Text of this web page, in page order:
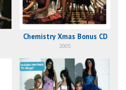
Chemistry Xmas Bonus CD
2005